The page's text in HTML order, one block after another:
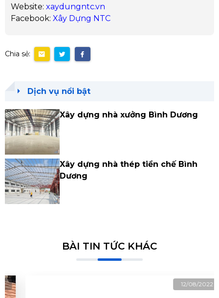
Website: xaydungntc.vn
Facebook: Xây Dựng NTC
Chia sẻ:
Dịch vụ nổi bật
Xây dựng nhà xưởng Bình Dương
Xây dựng nhà thép tiền chế Bình
Dương
BÀI TIN TỨC KHÁC
12/08/2022